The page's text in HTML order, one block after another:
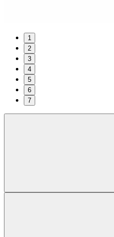
1
2
3
4
5
6
7